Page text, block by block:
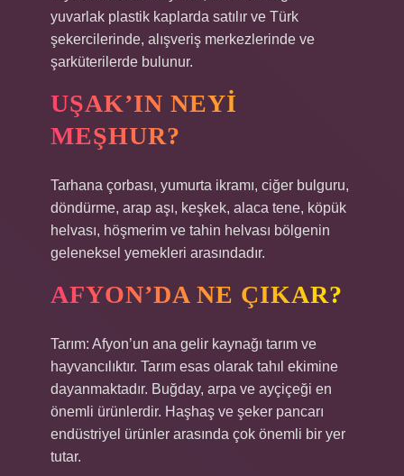
yuvarlak plastik kaplarda satılır ve Türk
şekercilerinde, alışveriş merkezlerinde ve
şarküterilerde bulunur.
UŞAK’IN NEYI
MEŞHUR?
Tarhana çorbası, yumurta ikramı, ciğer bulguru,
döndürme, arap aşı, keşkek, alaca tene, köpük
helvası, höşmerim ve tahin helvası bölgenin
geleneksel yemekleri arasındadır.
AFYON’DA NE ÇIKAR?
Tarım: Afyon’un ana gelir kaynağı tarım ve
hayvancılıktır. Tarım esas olarak tahıl ekimine
dayanmaktadır. Buğday, arpa ve ayçiçeği en
önemli ürünlerdir. Haşhaş ve şeker pancarı
endüstriyel ürünler arasında çok önemli bir yer
tutar.